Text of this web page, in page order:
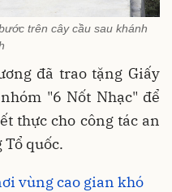
trên cây cầu sau khánh
đã trao tặng Giấy
"6 Nốt Nhạc" để
thực cho công tác an
quốc.
vùng cao gian khó